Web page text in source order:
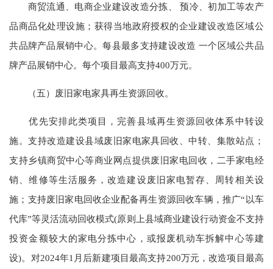
商贸流通、电商企业建设改造分拣、 预冷、初加工等农产
品商品化处理设施；获得当地政府授权的企业建设改造区域公
共品牌产品展销中心。每县最多支持建设改造 一个区域公共品
牌产品展销中心。每个项目最高支持400万元。
（五）废旧家电家具再生资源回收。
优先安排此类项目，完善县域再生资源回收体系中转设
施。支持改造建设县域废旧家电家具回收、中转、集散站点；
支持乡镇商贸中心等商业网点提供废旧家电回收，二手家电经
销、维修等生活服务，改造建设废旧家电暂存、周转相关设
施；支持废旧家电回收企业配备再生资源回收车辆，推广“以车
代库”等灵活流动回收模式(原则上县域商业建设行动资金不支持
投资金额较大的家电分拣中心，或报废机动车拆解中心等建
设)。对2024年1月后新建项目最高支持200万元，改造项目最高